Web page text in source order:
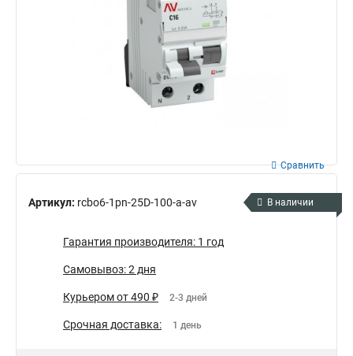
Артикул: rcbo6-1pn-25D-100-a-av
Сравнить
В наличии
Гарантия производителя: 1 год
Самовывоз: 2 дня
Курьером от 490 ₽ 2-3 дней
Срочная доставка: 1 день